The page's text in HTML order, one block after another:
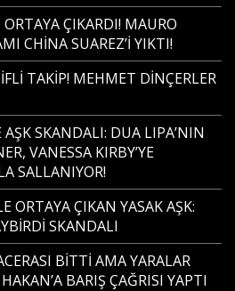
ORTAYA ÇIKARDI! MAURO
CHİNA SUAREZ’İ YIKTI!
TAKİP! MEHMET DİNÇERLER
AŞK SKANDALI: DUA LIPA’NIN
VANESSA KIRBY’YE
SALLANIYOR!
ORTAYA ÇIKAN YASAK AŞK:
SKANDALI
BİTTİ AMA YARALAR
BARIŞ ÇAĞRISI YAPTI